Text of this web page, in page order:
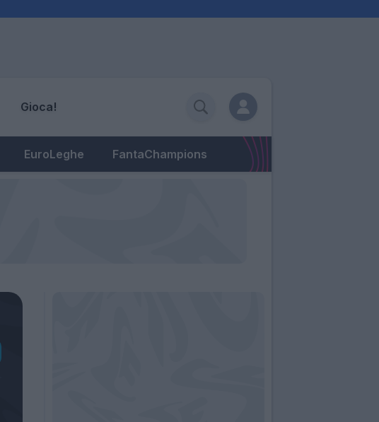
Gioca!
EuroLeghe FantaChampions